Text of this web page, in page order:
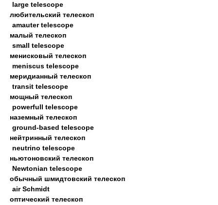
large telescope
любительский телескоп
amauter telescope
малый телескоп
small telescope
менисковый телескоп
meniscus telescope
меридианный телескоп
transit telescope
мощный телескоп
powerfull telescope
наземный телескоп
ground-based telescope
нейтринный телескоп
neutrino telescope
ньютоновский телескоп
Newtonian telescope
обычный шмидтовский телескоп
air Schmidt
оптический телескоп